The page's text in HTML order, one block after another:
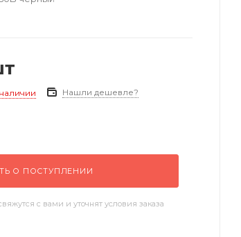
Нашли дешевле?
О ПОСТУПЛЕНИИ
с вами и уточнят условия заказа